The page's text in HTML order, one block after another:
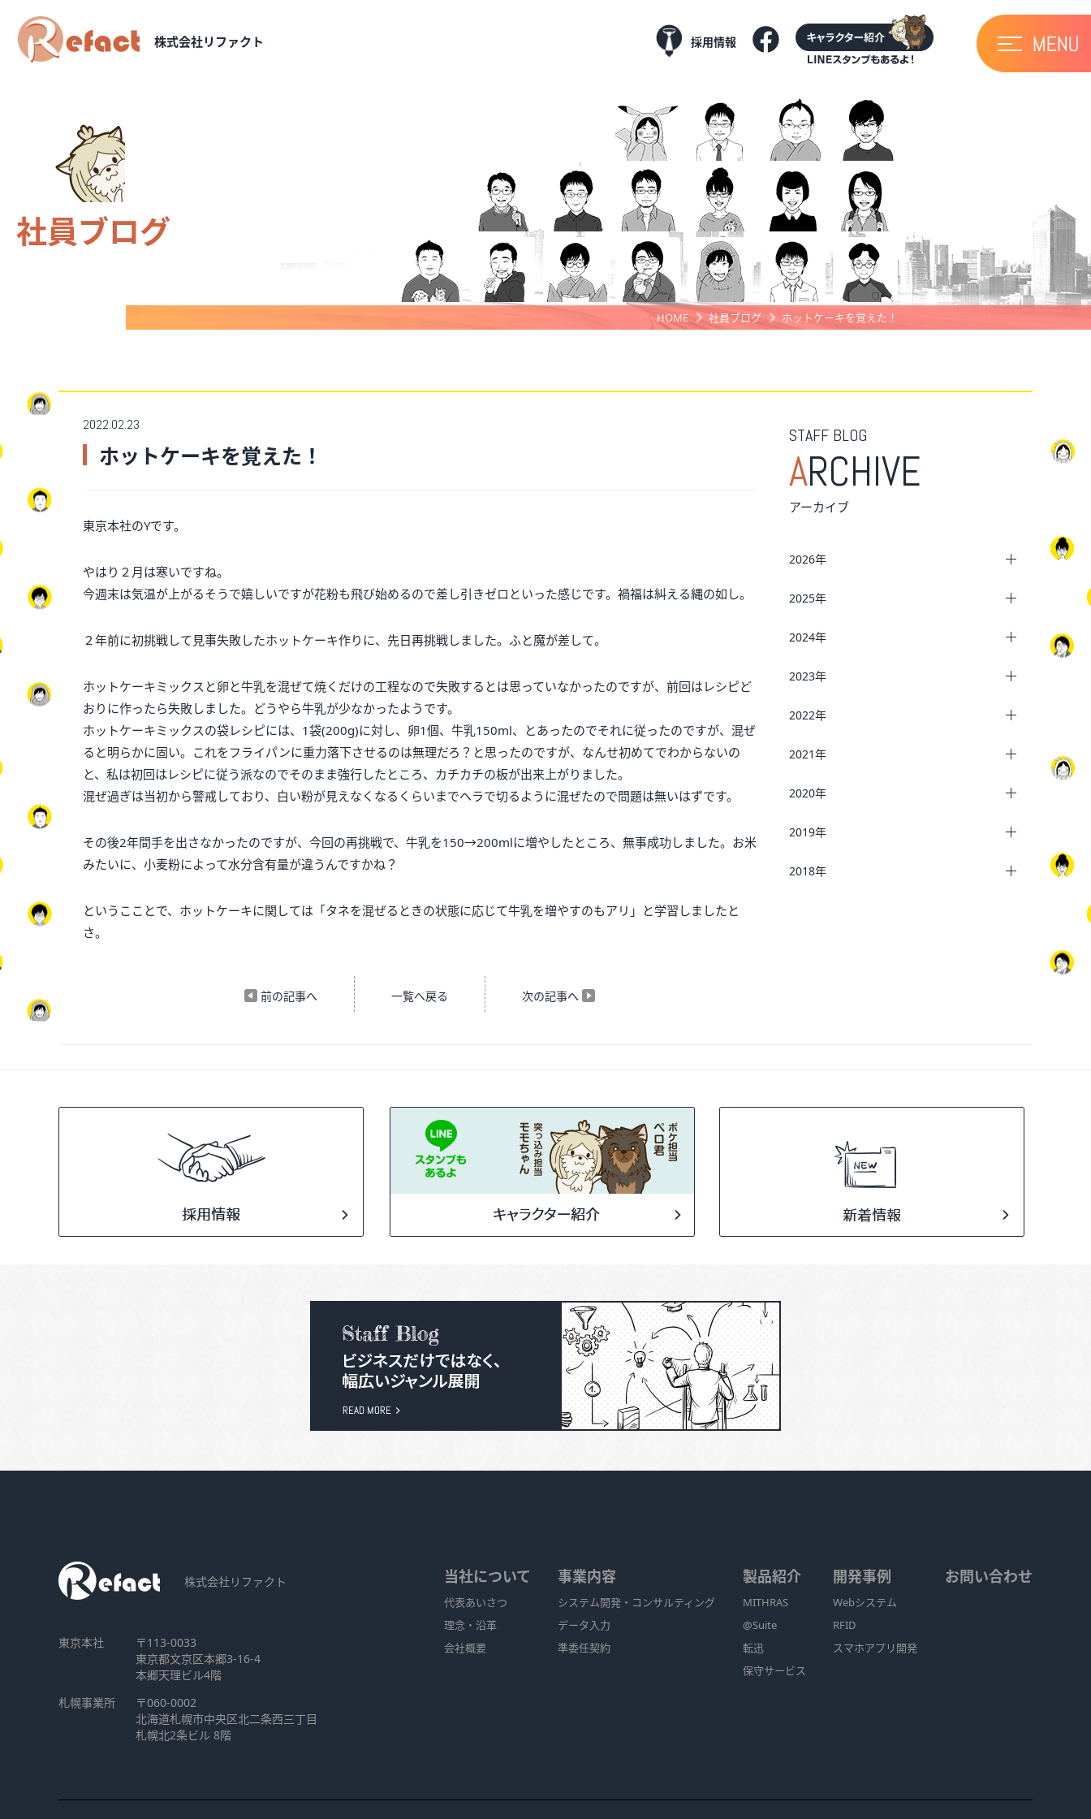
株式会社リファクト 採用情報
社員ブログ
HOME 社員ブログ ホットケーキを覚えた！
2022.02.23
ホットケーキを覚えた！
東京本社のYです。
やはり２月は寒いですね。
今週末は気温が上がるそうで嬉しいですが花粉も飛び始めるので差し引きゼロといった感じです。禍福は糾える縄の如し。
２年前に初挑戦して見事失敗したホットケーキ作りに、先日再挑戦しました。ふと魔が差して。
ホットケーキミックスと卵と牛乳を混ぜて焼くだけの工程なので失敗するとは思っていなかったのですが、前回はレシピど
おりに作ったら失敗しました。どうやら牛乳が少なかったようです。
ホットケーキミックスの袋レシピには、1袋(200g)に対し、卵1個、牛乳150ml、とあったのでそれに従ったのですが、混ぜ
ると明らかに固い。これをフライパンに重力落下させるのは無理だろ？と思ったのですが、なんせ初めてでわからないの
と、私は初回はレシピに従う派なのでそのまま強行したところ、カチカチの板が出来上がりました。
混ぜ過ぎは当初から警戒しており、白い粉が見えなくなるくらいまでヘラで切るように混ぜたので問題は無いはずです。
その後2年間手を出さなかったのですが、今回の再挑戦で、牛乳を150→200mlに増やしたところ、無事成功しました。お米
みたいに、小麦粉によって水分含有量が違うんですかね？
というこことで、ホットケーキに関しては「タネを混ぜるときの状態に応じて牛乳を増やすのもアリ」と学習しましたと
さ。
前の記事へ 一覧へ戻る 次の記事へ
STAFF BLOG
ARCHIVE
アーカイブ
2026年
2025年
2024年
2023年
2022年
2021年
2020年
2019年
2018年
株式会社リファクト
東京本社
〒113-0033
東京都文京区本郷3-16-4
本郷天理ビル4階
札幌事業所
〒060-0002
北海道札幌市中央区北二条西三丁目
札幌北2条ビル 8階
当社について
代表あいさつ
理念・沿革
会社概要
事業内容
システム開発・コンサルティング
データ入力
準委任契約
製品紹介
MITHRAS
@Suite
転迅
保守サービス
開発事例
Webシステム
RFID
スマホアプリ開発
お問い合わせ